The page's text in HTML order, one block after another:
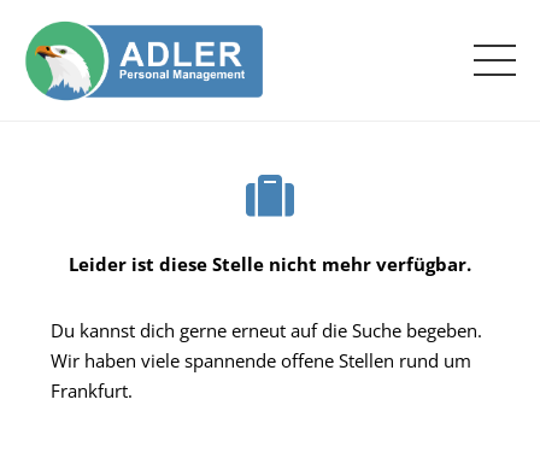
Leider ist diese Stelle nicht mehr verfügbar.
Du kannst dich gerne erneut auf die Suche begeben.
Wir haben viele spannende offene Stellen rund um
Frankfurt.